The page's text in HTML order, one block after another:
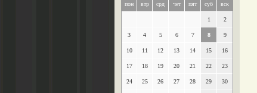
пон втр срд чет пят суб вск
1 2
3 4 5 6 7 8 9
10 11 12 13 14 15 16
17 18 19 20 21 22 23
24 25 26 27 28 29 30